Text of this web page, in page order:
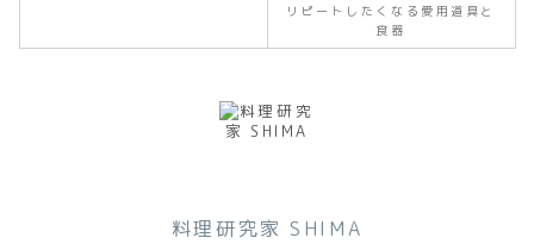
リピートしたくなる愛用道具と
食器
料理研究家 SHIMA